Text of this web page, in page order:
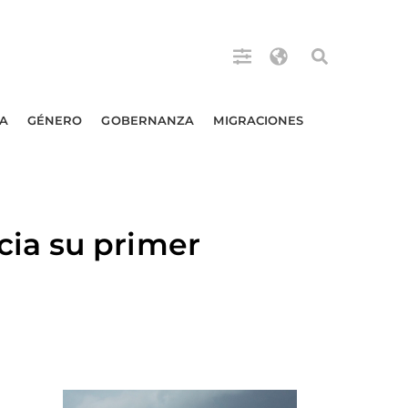
GÉNERO GOBERNANZA MIGRACIONES
su primer